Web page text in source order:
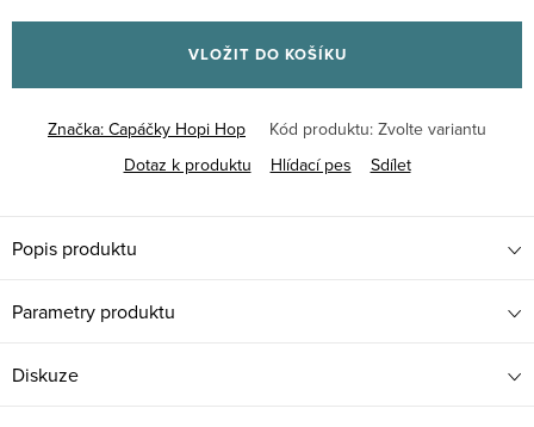
cena:
VLOŽIT DO KOŠÍKU
Značka: Capáčky Hopi Hop Kód produktu: Zvolte variantu
Dotaz k produktu
Hlídací pes Sdílet
Popis produktu
Parametry produktu
Diskuze